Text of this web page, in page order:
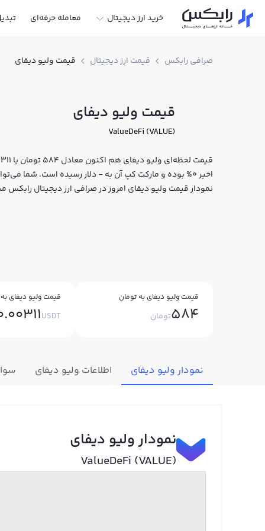
خرید ارز دیجیتال معامله حرفه‌ای
صرافی رابکس قیمت ارز دیجیتال قیمت ولیو دیفای
قیمت ولیو دیفای
ValueDeFi (VALUE)
اخیر 0% بوده و مارکت کپ آن به - دلار رسیده است. شما
نمودار قیمت ولیو دیفای امروز در صرافی ارز دیجیتال رابکس
قیمت ولیو دیفای به تومان
584تومان
قیمت ولیو دیفای به
USDT
نمودار ولیو دیفای اطلاعات ولیو دیفای
نمودار ولیو دیفای
ValueDeFi (VALUE)